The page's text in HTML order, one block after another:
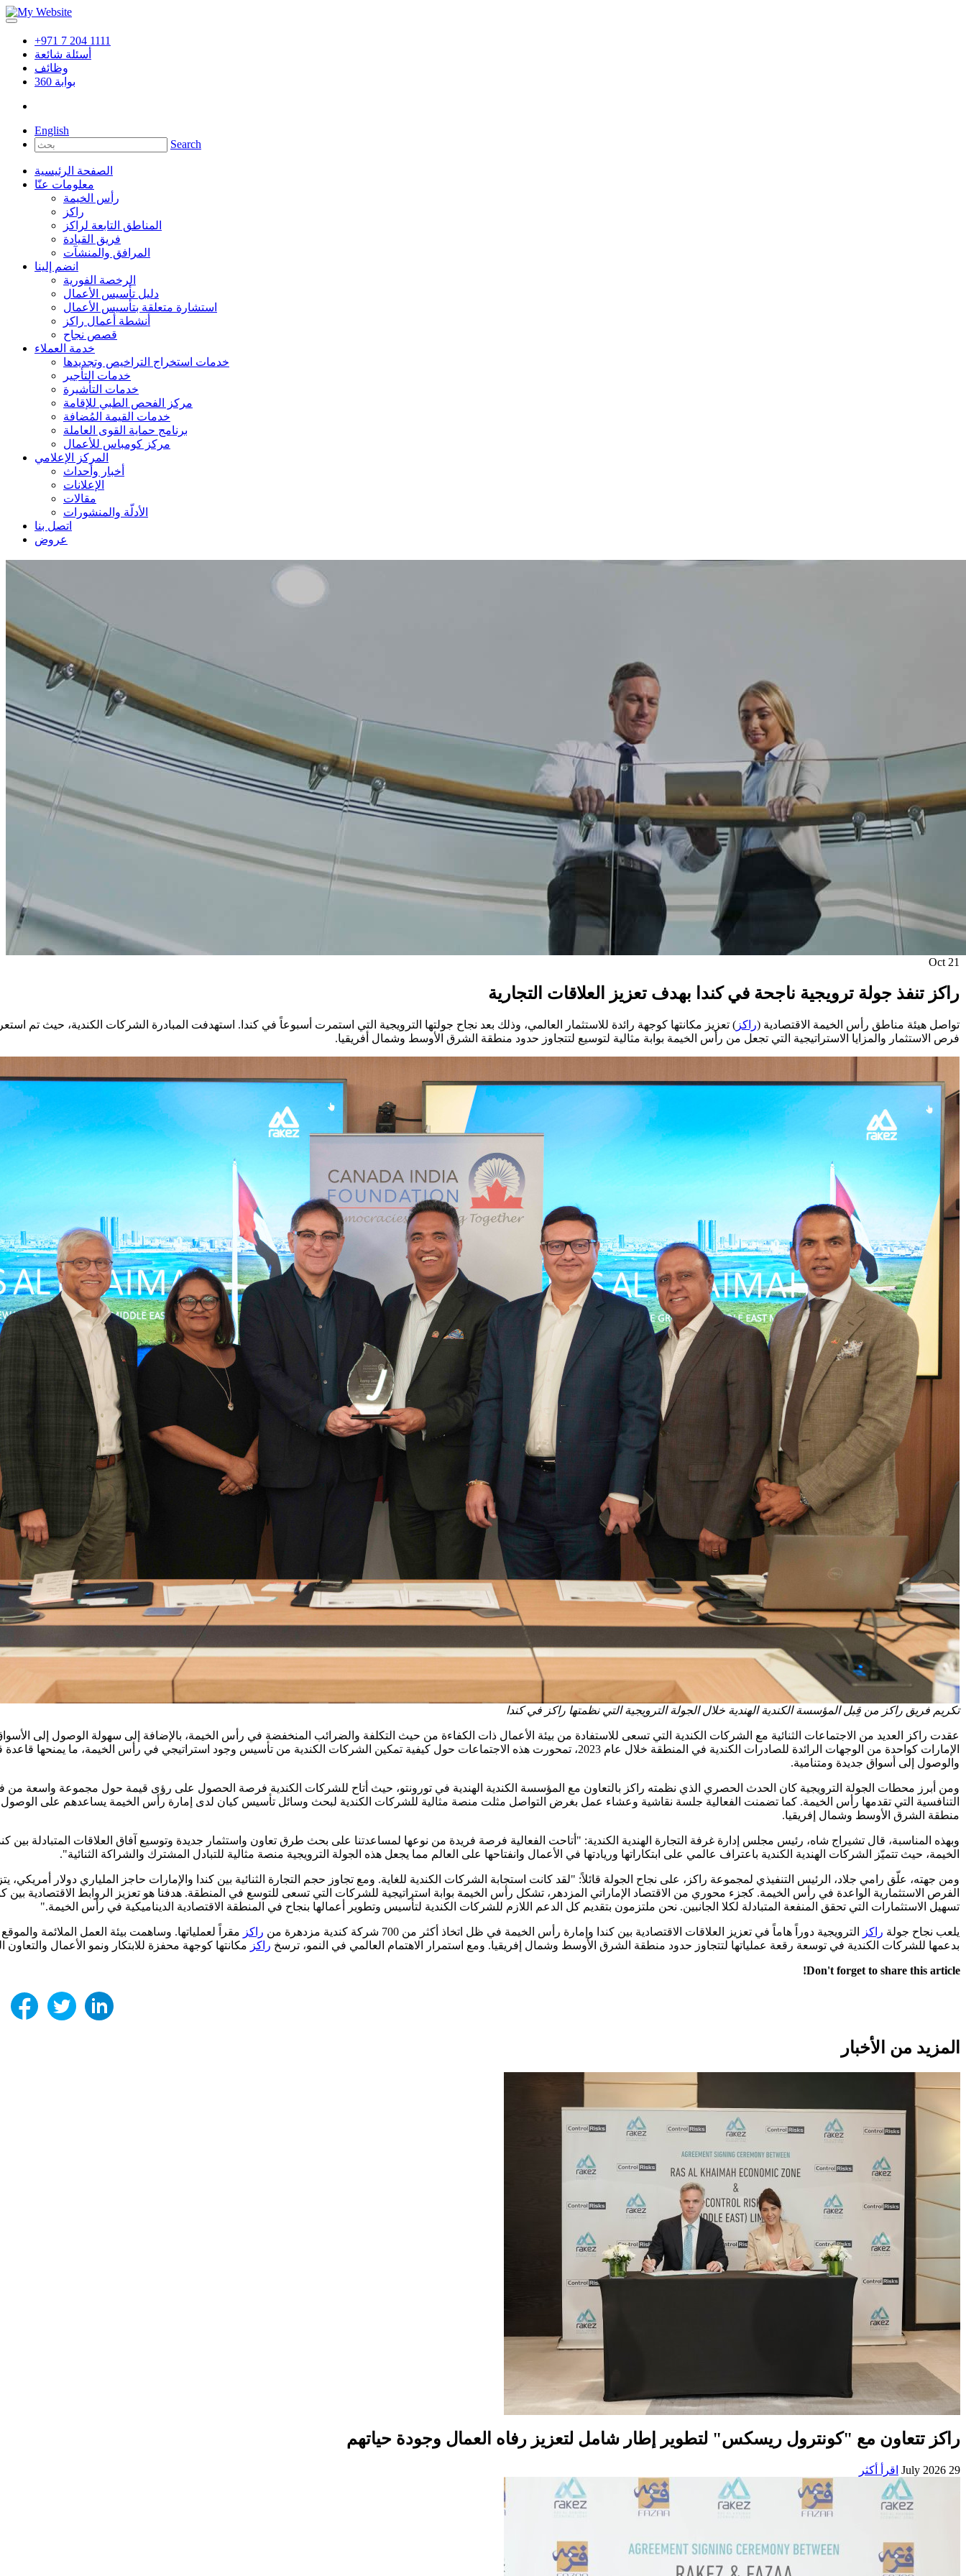
+971 7 204 1111
أسئلة شائعة
وظائف
360 بوابة
English
Search
الصفحة الرئيسية
معلومات عنّا
رأس الخيمة
راكز
المناطق التابعة لراكز
فريق القيادة
المرافق والمنشآت
انضم إلينا
الرخصة الفورية
دليل تأسيس الأعمال
استشارة متعلقة بتأسيس الأعمال
أنشطة أعمال راكز
قصص نجاح
خدمة العملاء
خدمات استخراج التراخيص وتجديدها
خدمات التأجير
خدمات التأشيرة
مركز الفحص الطبي للإقامة
خدمات القيمة المُضافة
برنامج حماية القوى العاملة
مركز كومباس للأعمال
المركز الإعلامي
أخبار وأحداث
الإعلانات
مقالات
الأدلّة والمنشورات
اتصل بنا
عروض
21
Oct
راكز تنفذ جولة ترويجية ناجحة في كندا بهدف تعزيز العلاقات التجارية
تواصل هيئة مناطق رأس الخيمة الاقتصادية (راكز ) تعزيز مكانتها كوجهة رائدة للاستثمار العالمي، وذلك بعد نجاح جولتها الترويجية التي استمرت أسبوعاً في كندا. استهدفت المبادرة الشركات الكندية، حيث تم
فرص الاستثمار والمزايا الاستراتيجية التي تجعل من رأس الخيمة بوابة مثالية لتوسيع لتتجاوز حدود منطقة الشرق الأوسط وشمال أفريقيا.
تكريم فريق راكز من قِبل المؤسسة الكندية الهندية خلال الجولة الترويجية التي نظمتها راكز في كندا
عقدت راكز العديد من الاجتماعات الثنائية مع الشركات الكندية التي تسعى للاستفادة من بيئة الأعمال ذات الكفاءة من حيث التكلفة والضرائب المنخفضة في رأس الخيمة، بالإضافة إلى سهولة الوصول إلى
الإمارات كواحدة من الوجهات الرائدة للصادرات الكندية في المنطقة خلال عام 2023، تمحورت هذه الاجتماعات حول كيفية تمكين الشركات الكندية من تأسيس وجود استراتيجي في رأس الخيمة، ما
والوصول إلى أسواق جديدة ومتنامية.
ومن أبرز محطات الجولة الترويجية كان الحدث الحصري الذي نظمته راكز بالتعاون مع المؤسسة الكندية الهندية في تورونتو، حيث أتاح للشركات الكندية فرصة الحصول على رؤى قيمة حول مجموعة واسعة من
التنافسية التي تقدمها رأس الخيمة. كما تضمنت الفعالية جلسة نقاشية وعشاء عمل بغرض التواصل مثلت منصة مثالية للشركات الكندية لبحث وسائل تأسيس كيان لدى إمارة رأس الخيمة يساعدهم على الوصول
منطقة الشرق الأوسط وشمال إفريقيا.
وبهذه المناسبة، قال تشيراج شاه، رئيس مجلس إدارة غرفة التجارة الهندية الكندية: "أتاحت الفعالية فرصة فريدة من نوعها لمساعدتنا على بحث طرق تعاون واستثمار جديدة وتوسيع آفاق العلاقات المتبادلة بين
الخيمة، حيث تتميّز الشركات الهندية الكندية باعتراف عالمي على ابتكاراتها وريادتها في الأعمال وانفتاحها على العالم مما يجعل هذه الجولة الترويجية منصة مثالية للتبادل المشترك والشراكة الثنائية".
ومن جهته، علّق رامي جلاد، الرئيس التنفيذي لمجموعة راكز، على نجاح الجولة قائلاً: "لقد كانت استجابة الشركات الكندية للغاية. ومع تجاوز حجم التجارة الثنائية بين كندا والإمارات حاجز الملياري دولار أمريكي،
الفرص الاستثمارية الواعدة في رأس الخيمة. كجزء محوري من الاقتصاد الإماراتي المزدهر، تشكل رأس الخيمة بوابة استراتيجية للشركات التي تسعى للتوسع في المنطقة. هدفنا هو تعزيز الروابط الاقتصادية بين
تسهيل الاستثمارات التي تحقق المنفعة المتبادلة لكلا الجانبين. نحن ملتزمون بتقديم كل الدعم اللازم للشركات الكندية لتأسيس وتطوير أعمالها بنجاح في المنطقة الاقتصادية الديناميكية في رأس الخيمة."
يلعب نجاح جولة راكز الترويجية دوراً هاماً في تعزيز العلاقات الاقتصادية بين كندا وإمارة رأس الخيمة في ظل اتخاذ أكثر من 700 شركة كندية مزدهرة من راكز مقراً لعملياتها. وساهمت بيئة العمل الملائمة
بدعمها للشركات الكندية في توسعة رقعة عملياتها لتتجاوز حدود منطقة الشرق الأوسط وشمال إفريقيا. ومع استمرار الاهتمام العالمي في النمو، ترسخ راكز مكانتها كوجهة محفزة للابتكار ونمو الأعمال والتعاون
Don't forget to share this article!
المزيد من الأخبار
راكز تتعاون مع "كونترول ريسكس" لتطوير إطار شامل لتعزيز رفاه العمال وجودة حياتهم
29 July 2026 اقرأ أكثر